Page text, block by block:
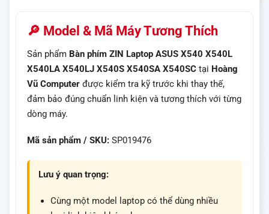
🔎 Model & Mã Máy Tương Thích
Sản phẩm Bàn phím ZIN Laptop ASUS X540 X540L
X540LA X540LJ X540S X540SA X540SC tại Hoàng
Vũ Computer được kiểm tra kỹ trước khi thay thế,
đảm bảo đúng chuẩn linh kiện và tương thích với từng
dòng máy.
Mã sản phẩm / SKU: SP019476
Lưu ý quan trọng:
Cùng một model laptop có thể dùng nhiều